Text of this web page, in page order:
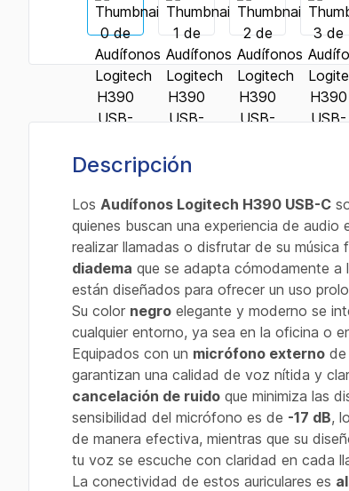
Descripción
Los Audífonos Logitech H390 USB-C
quienes buscan una experiencia de audio
realizar llamadas o disfrutar de su música
diadema que se adapta cómodamente a
están diseñados para ofrecer un uso
Su color negro elegante y moderno se
cualquier entorno, ya sea en la oficina o
Equipados con un micrófono externo de
garantizan una calidad de voz nítida y
cancelación de ruido que minimiza las
sensibilidad del micrófono es de -17 dB,
de manera efectiva, mientras que su
tu voz se escuche con claridad en cada
La conectividad de estos auriculares es